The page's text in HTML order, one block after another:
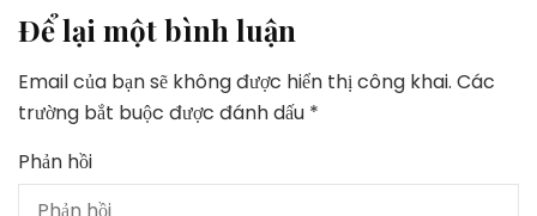
Để lại một bình luận
Email của bạn sẽ không được hiển thị công khai. Các
trường bắt buộc được đánh dấu *
Phản hồi